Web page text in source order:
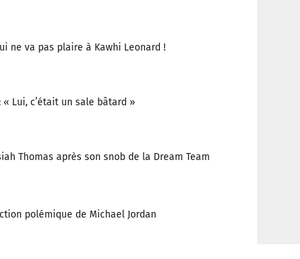
ne va pas plaire à Kawhi Leonard !
« Lui, c’était un sale bâtard »
Thomas après son snob de la Dream Team
polémique de Michael Jordan